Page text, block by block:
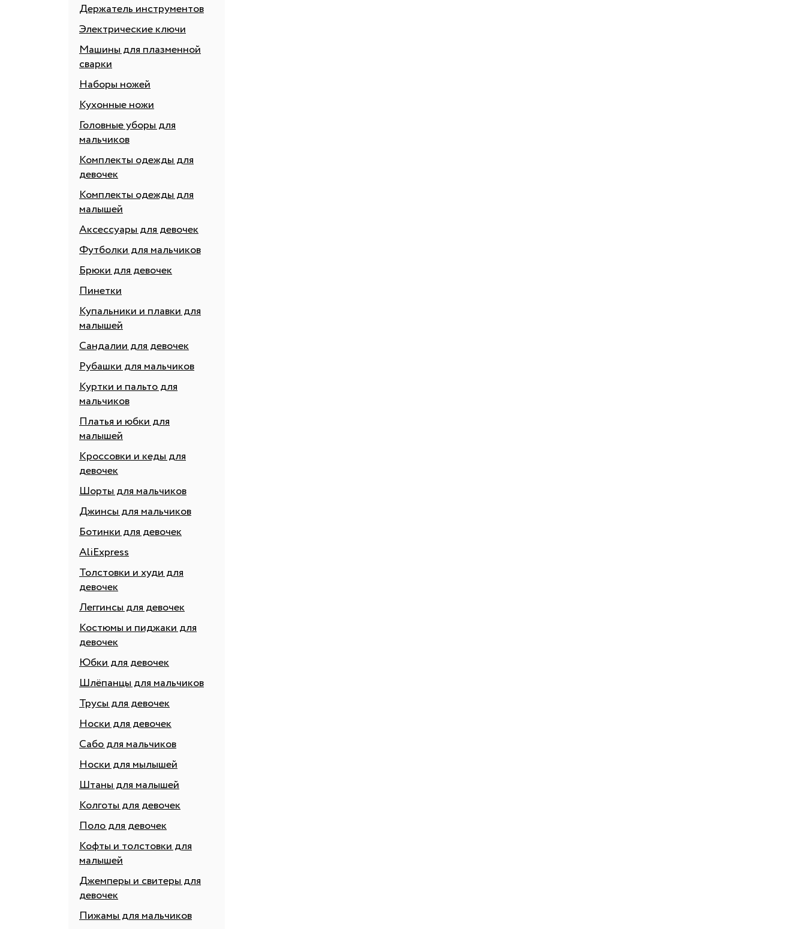
Держатель инструментов
Электрические ключи
Машины для плазменной
сварки
Наборы ножей
Кухонные ножи
Головные уборы для
мальчиков
Комплекты одежды для
девочек
Комплекты одежды для
малышей
Аксессуары для девочек
Футболки для мальчиков
Брюки для девочек
Пинетки
Купальники и плавки для
малышей
Сандалии для девочек
Рубашки для мальчиков
Куртки и пальто для
мальчиков
Платья и юбки для
малышей
Кроссовки и кеды для
девочек
Шорты для мальчиков
Джинсы для мальчиков
Ботинки для девочек
AliExpress
Толстовки и худи для
девочек
Леггинсы для девочек
Костюмы и пиджаки для
девочек
Юбки для девочек
Шлёпанцы для мальчиков
Трусы для девочек
Носки для девочек
Сабо для мальчиков
Носки для мылышей
Штаны для малышей
Колготы для девочек
Поло для девочек
Кофты и толстовки для
малышей
Джемперы и свитеры для
девочек
Пижамы для мальчиков